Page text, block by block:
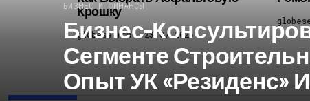
Крошку
globesearch 23.07.2026
БИЗНЕС И ФИНАНСЫ
Бизнес-
Сегменте
Опыт УК «Резиденс»